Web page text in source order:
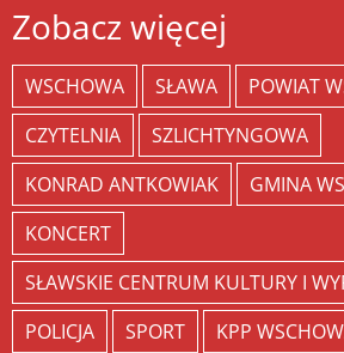
Zobacz więcej
WSCHOWA SŁAWA
POWIAT
CZYTELNIA
SZLICHTYNGOWA
KONRAD ANTKOWIAK
GMINA
KONCERT
SŁAWSKIE CENTRUM KULTURY I
POLICJA
SPORT
KPP